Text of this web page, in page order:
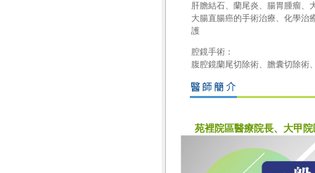
肝膽結石、蘭尾炎、腸胃腫瘤、
大腸直腸癌的手術治療、化學治
護
腔鏡手術：
腹腔鏡蘭尾切除術、膽囊切除術
苑裡院區醫療院長、大甲院